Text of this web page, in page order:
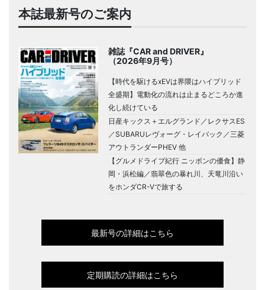
本誌最新号のご案内
雑誌『CAR and DRIVER』
（2026年9月号）
【時代を駆けるxEVは界隈はハイブリッド
全盛期】電動化の流れは止まるどころか進
化し続けている
日産キックス＋エルグランド／レクサスES
／SUBARUレヴォーグ・レイバック／三菱
アウトランダーPHEV 他
【グルメドライブ紀行 ニッポンの優食】静
岡・浜松編／翡翠色の暴れ川、天竜川沿い
をホンダCR-Vで旅する
最新号の詳細はこちら
定期購読の詳細はこちら